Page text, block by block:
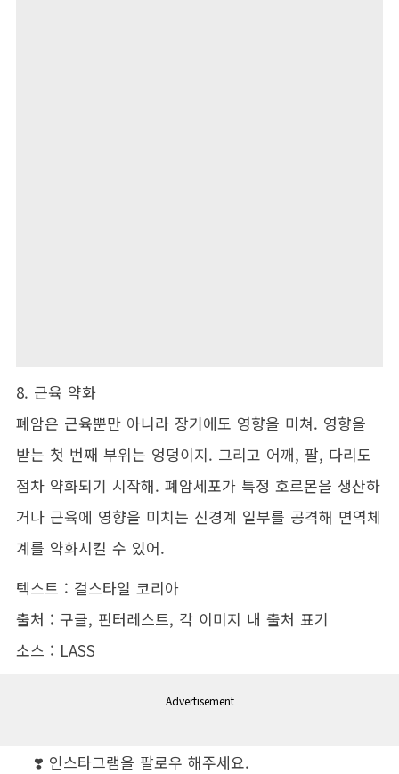
8. 근육 약화
폐암은 근육뿐만 아니라 장기에도 영향을 미쳐. 영향을
받는 첫 번째 부위는 엉덩이지. 그리고 어깨, 팔, 다리도
점차 약화되기 시작해. 폐암세포가 특정 호르몬을 생산하
거나 근육에 영향을 미치는 신경계 일부를 공격해 면역체
계를 약화시킬 수 있어.
텍스트 : 걸스타일 코리아
출처 : 구글, 핀터레스트, 각 이미지 내 출처 표기
소스 : LASS
Advertisement
❣️ 인스타그램을 팔로우 해주세요.